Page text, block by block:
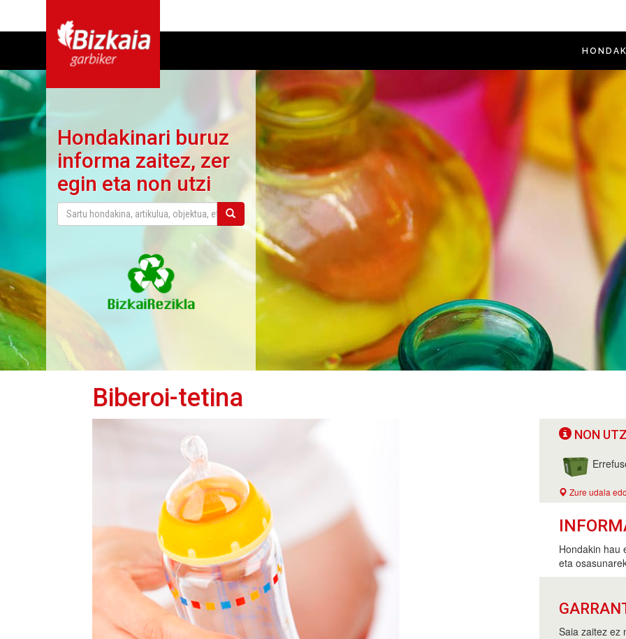
Hondakinari buruz
informa zaitez, zer
egin eta non utzi
Biberoi-tetina
NON
Zure udala
Hondakin hau
eta
Saia zaitez ez